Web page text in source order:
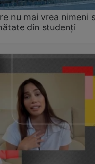
nu mai vrea nimeni
din studenţi